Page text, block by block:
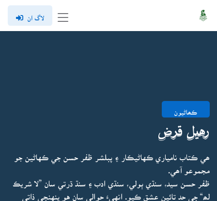
لاگ ان
ڪھاڻيون
رهيل قرض
ھي ڪتاب نامياري ڪهاڻيڪار ۽ پبلشر ظفر حسن جي ڪهاڻين جو
مجموعو آھي.
ظفر حسن سيد، سنڌي ٻولي، سنڌي ادب ۽ سنڌ ڌرتي سان ”لا شريڪ
لھ“ جي حد تائين عشق ڪيو. انهيءَ حوالي سان هو پنهنجي ذاتي